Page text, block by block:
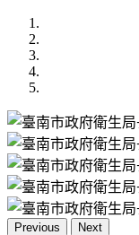
Previous Next